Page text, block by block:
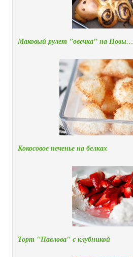
Маковый рулет "овечка" на Новы…
Кокосовое печенье на белках
Торт "Павлова" с клубникой